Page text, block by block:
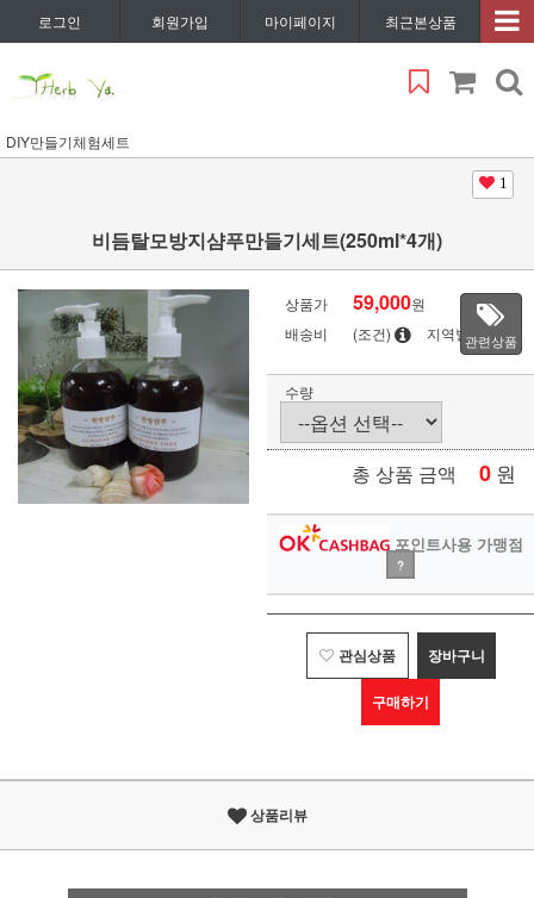
로그인 회원가입 마이페이지 최근본상품
DIY만들기체험세트
1
비듬탈모방지샴푸만들기세트(250ml*4개)
상품가 59,000원
배송비
(조건) 지역별관련상품
수량
총 상품 금액 0 원
포인트사용 가맹점
?
관심상품 장바구니
구매하기
상품리뷰